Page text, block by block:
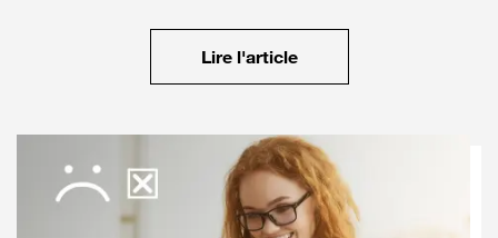
Lire l'article